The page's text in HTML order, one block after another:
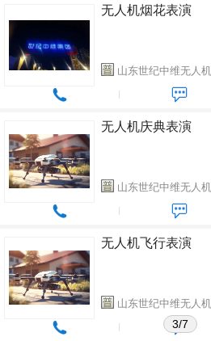
无人机烟花表演
山东世纪中维无人
无人机庆典表演
山东世纪中维无人
无人机飞行表演
山东世纪中维无人
3/7